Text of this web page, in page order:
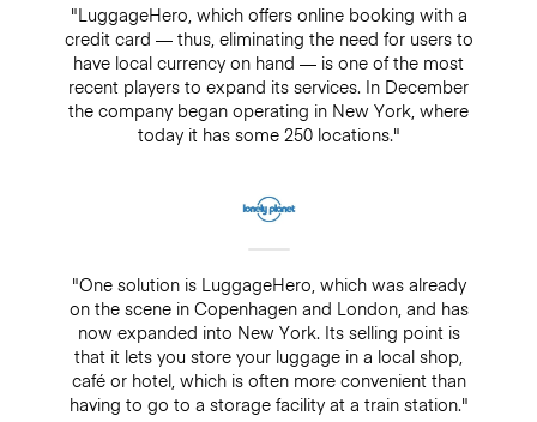
"LuggageHero, which offers online booking with a
credit card — thus, eliminating the need for users to
have local currency on hand — is one of the most
recent players to expand its services. In December
the company began operating in New York, where
today it has some 250 locations."
"One solution is LuggageHero, which was already
on the scene in Copenhagen and London, and has
now expanded into New York. Its selling point is
that it lets you store your luggage in a local shop,
café or hotel, which is often more convenient than
having to go to a storage facility at a train station."